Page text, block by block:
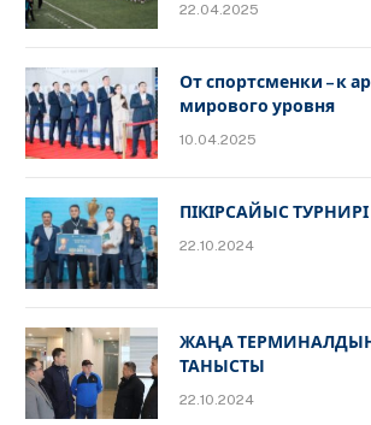
22.04.2025
От спортсменки – к
мирового уровня
10.04.2025
ПІКІРСАЙЫС
22.10.2024
ЖАҢА
ТАНЫСТЫ
22.10.2024